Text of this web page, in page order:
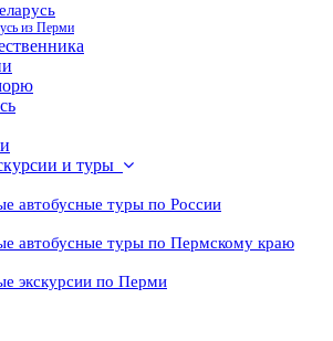
из Перми
и туры
автобусные туры по России
автобусные туры по Пермскому краю
экскурсии по Перми